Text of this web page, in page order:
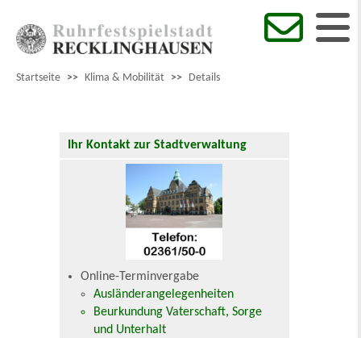
Startseite >> Klima & Mobilität >> Details
Ihr Kontakt zur Stadtverwaltung
Online-Terminvergabe
Ausländerangelegenheiten
Beurkundung Vaterschaft, Sorge
und Unterhalt